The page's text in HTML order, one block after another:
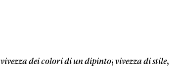
vivezza dei colori di un dipinto; vivezza di stile,